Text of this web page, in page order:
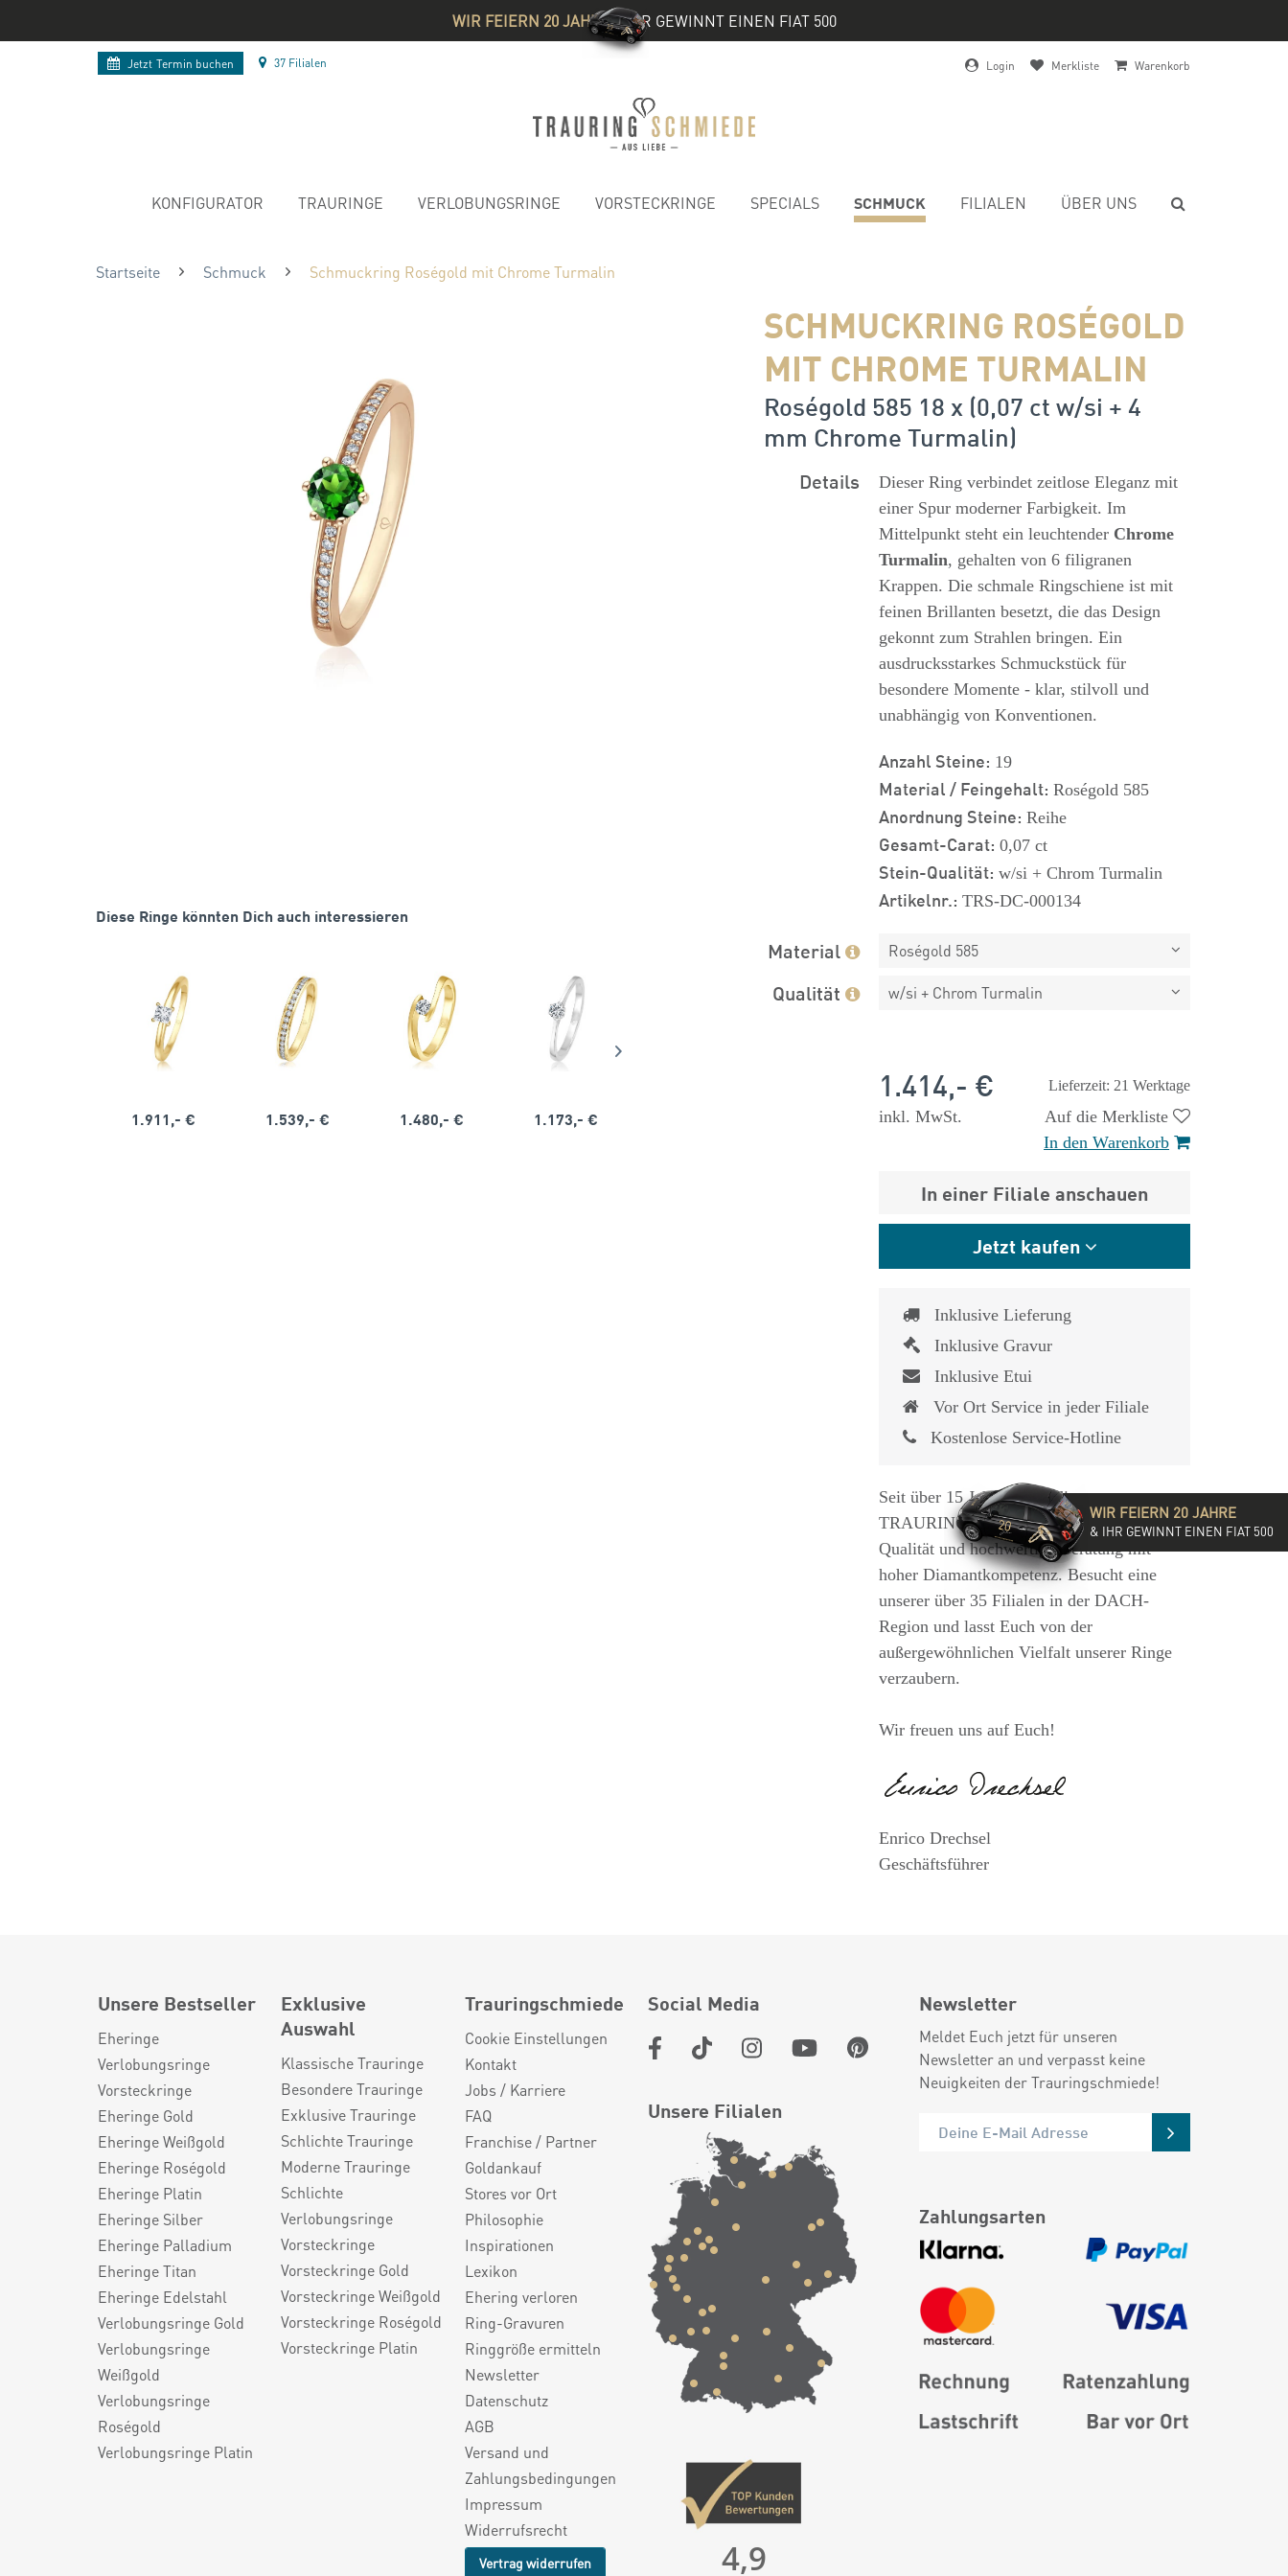
WIR FEIERN 20 JAHRE& IHR GEWINNT EINEN FIAT 500
Jetzt Termin buchen 37 Filialen Login Merkliste Warenkorb
KONFIGURATOR TRAURINGE VERLOBUNGSRINGE VORSTECKRINGE SPECIALS SCHMUCK FILIALEN ÜBER UNS
Startseite Schmuck Schmuckring Roségold mit Chrome Turmalin
SCHMUCKRING ROSÉGOLD
MIT CHROME TURMALIN
Roségold 585 18 x (0,07 ct w/si + 4
mm Chrome Turmalin)
Diese Ringe könnten Dich auch interessieren
1.911,- € 1.539,- € 1.480,- € 1.173,- € 1.825,- €
Details
Dieser Ring verbindet zeitlose Eleganz mit
einer Spur moderner Farbigkeit. Im
Mittelpunkt steht ein leuchtender Chrome
Turmalin, gehalten von 6 filigranen
Krappen. Die schmale Ringschiene ist mit
feinen Brillanten besetzt, die das Design
gekonnt zum Strahlen bringen. Ein
ausdrucksstarkes Schmuckstück für
besondere Momente - klar, stilvoll und
unabhängig von Konventionen.
Anzahl Steine: 19
Material / Feingehalt: Roségold 585
Anordnung Steine: Reihe
Gesamt-Carat: 0,07 ct
Stein-Qualität: w/si + Chrom Turmalin
Artikelnr.: TRS-DC-000134
Material Roségold 585
Qualität w/si + Chrom Turmalin
Lieferzeit: 21 Werktage
1.414,- €
inkl. MwSt.
Auf die Merkliste
In den Warenkorb
In einer Filiale anschauen
Jetzt kaufen
Inklusive Lieferung
Inklusive Gravur
Inklusive Etui
Vor Ort Service in jeder Filiale
Kostenlose Service-Hotline
Seit über 15 Jahren steht die
TRAURINGSCHMIEDE für exzellente
Qualität und hochwertige Beratung mit
hoher Diamantkompetenz. Besucht eine
unserer über 35 Filialen in der DACH-
Region und lasst Euch von der
außergewöhnlichen Vielfalt unserer Ringe
verzaubern.
Wir freuen uns auf Euch!
Enrico Drechsel
Geschäftsführer
Unsere Bestseller
Eheringe
Verlobungsringe
Vorsteckringe
Eheringe Gold
Eheringe Weißgold
Eheringe Roségold
Eheringe Platin
Eheringe Silber
Eheringe Palladium
Eheringe Titan
Eheringe Edelstahl
Verlobungsringe Gold
Verlobungsringe
Weißgold
Verlobungsringe
Roségold
Verlobungsringe Platin
Exklusive
Auswahl
Klassische Trauringe
Besondere Trauringe
Exklusive Trauringe
Schlichte Trauringe
Moderne Trauringe
Schlichte
Verlobungsringe
Vorsteckringe
Vorsteckringe Gold
Vorsteckringe Weißgold
Vorsteckringe Roségold
Vorsteckringe Platin
Trauringschmiede
Cookie Einstellungen
Kontakt
Jobs / Karriere
FAQ
Franchise / Partner
Goldankauf
Stores vor Ort
Philosophie
Inspirationen
Lexikon
Ehering verloren
Ring-Gravuren
Ringgröße ermitteln
Newsletter
Datenschutz
AGB
Versand und
Zahlungsbedingungen
Impressum
Widerrufsrecht
Vertrag widerrufen
Social Media
Unsere Filialen
4,9
Newsletter
Meldet Euch jetzt für unseren
Newsletter an und verpasst keine
Neuigkeiten der Trauringschmiede!
Zahlungsarten
WIR FEIERN 20 JAHRE
& IHR GEWINNT EINEN FIAT 500